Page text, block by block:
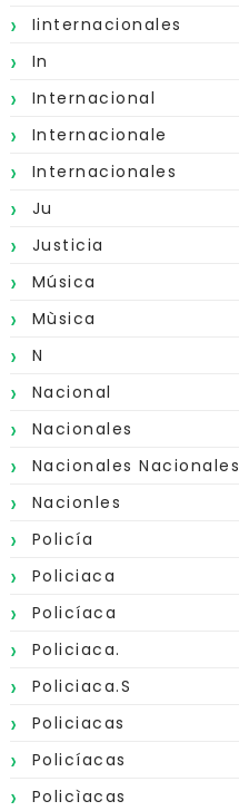
Iinternacionales
In
Internacional
Internacionale
Internacionales
Ju
Justicia
Música
Mùsica
N
Nacional
Nacionales
Nacionales Nacionales
Nacionles
Policía
Policiaca
Policíaca
Policiaca.
Policiaca.s
Policiacas
Policíacas
Policìacas